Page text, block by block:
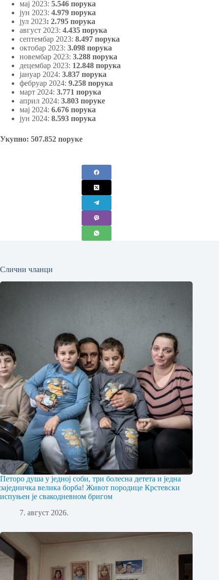
мај 2023: 5.546 порука
јун 2023: 4.979 порука
јул 2023: 2.795 порука
август 2023: 4.435 порука
септембар 2023: 8.497 порука
октобар 2023: 3.098 порука
новембар 2023: 3.288 порука
децембар 2023: 12.848 порука
јануар 2024: 3.837 порука
фебруар 2024: 9.258 порука
март 2024: 3.771 порука
април 2024: 3.803 поруке
мај 2024: 6.676 порука
јун 2024: 8.593 порука
Укупно: 507.852 поруке
Слични чланци
Петоро душа у једној соби, три болесна детета и једна
заједничка велика борба! Живот породице Крстевски
испуњен је свакодневном бригом
7. август 2026.